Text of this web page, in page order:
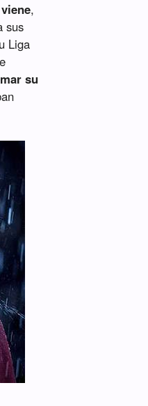
,
sus
Liga
su